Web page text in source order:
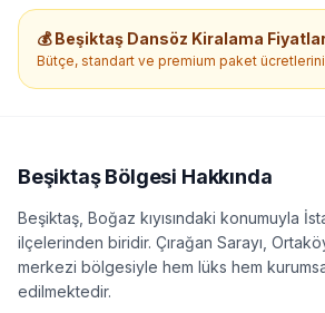
💰Beşiktaş Dansöz Kiralama
Bütçe, standart ve premium paket ücretlerini
BeşiktaşBölgesi Hakkında
Beşiktaş, Boğaz kıyısındaki konumuyla
ilçelerinden biridir. Çırağan Sarayı,
merkezi bölgesiyle hem lüks hem
edilmektedir.